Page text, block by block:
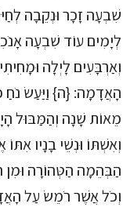
שִׁבְעָה זָכָר וּנְקֵבָה
לְיָמִים עוֹד שִׁבְעָה
וְאַרְבָּעִים לָיְלָה
הָאֲדָמָה: {ה} וַיַּעַשׂ נֹחַ
מֵאוֹת שָׁנָה וְהַמַּבּוּל
וְאִשְׁתּוֹ וּנְשֵׁי בָנָיו
הַבְּהֵמָה הַטְּהוֹרָה וּמִן
וְכֹל אֲשֶׁר רֹמֵשׂ עַל